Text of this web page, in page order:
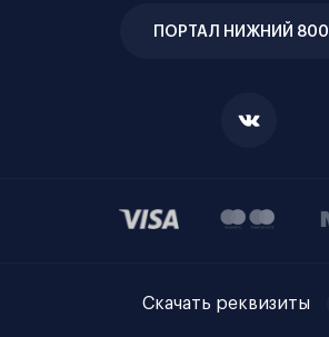
Скачать реквизиты
ПОРТАЛ НИЖНИЙ 800